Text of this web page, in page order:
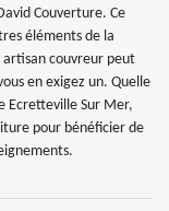
Couverture. Ce
éléments de la
couvreur peut
en exigez un. Quelle
Ecretteville Sur Mer,
pour bénéficier de